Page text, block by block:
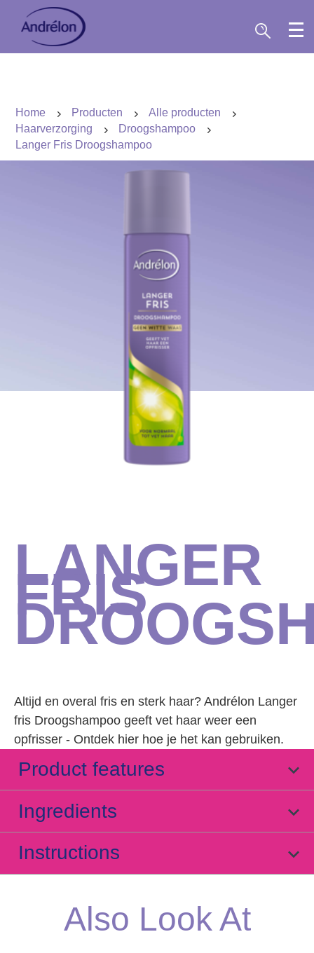
Home Producten
Alle producten
Haarverzorging
Droogshampoo
Langer Fris Droogshampoo
LANGER
FRIS
Altijd en overal fris en sterk haar? Andrélon Langer
fris Droogshampoo geeft vet haar weer een
opfrisser - Ontdek hier hoe je het kan gebruiken.
Product features
Ingredients
Instructions
Also Look At